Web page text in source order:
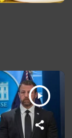
play_arrow